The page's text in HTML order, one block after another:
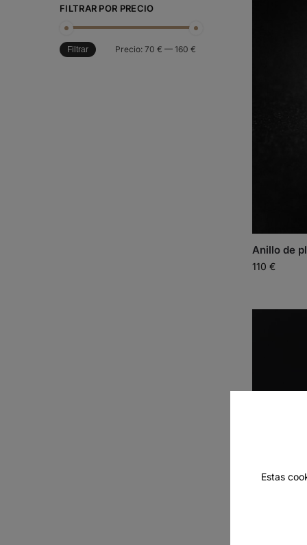
Estas
Anillo de
110 €
FILTRAR POR PRECIO
Filtrar Precio: 70 € — 160 €